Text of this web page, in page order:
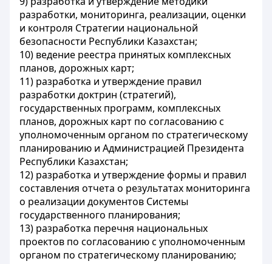
разработки, мониторинга, реализации, оценки
и контроля Стратегии национальной
безопасности Республики Казахстан;
10) ведение реестра принятых комплексных
планов, дорожных карт;
11) разработка и утверждение правил
разработки доктрин (стратегий),
государственных программ, комплексных
планов, дорожных карт по согласованию с
уполномоченным органом по стратегическому
планированию и Администрацией Президента
Республики Казахстан;
12) разработка и утверждение формы и правил
составления отчета о результатах мониторинга
о реализации документов Системы
государственного планирования;
13) разработка перечня национальных
проектов по согласованию с уполномоченным
органом по стратегическому планированию;